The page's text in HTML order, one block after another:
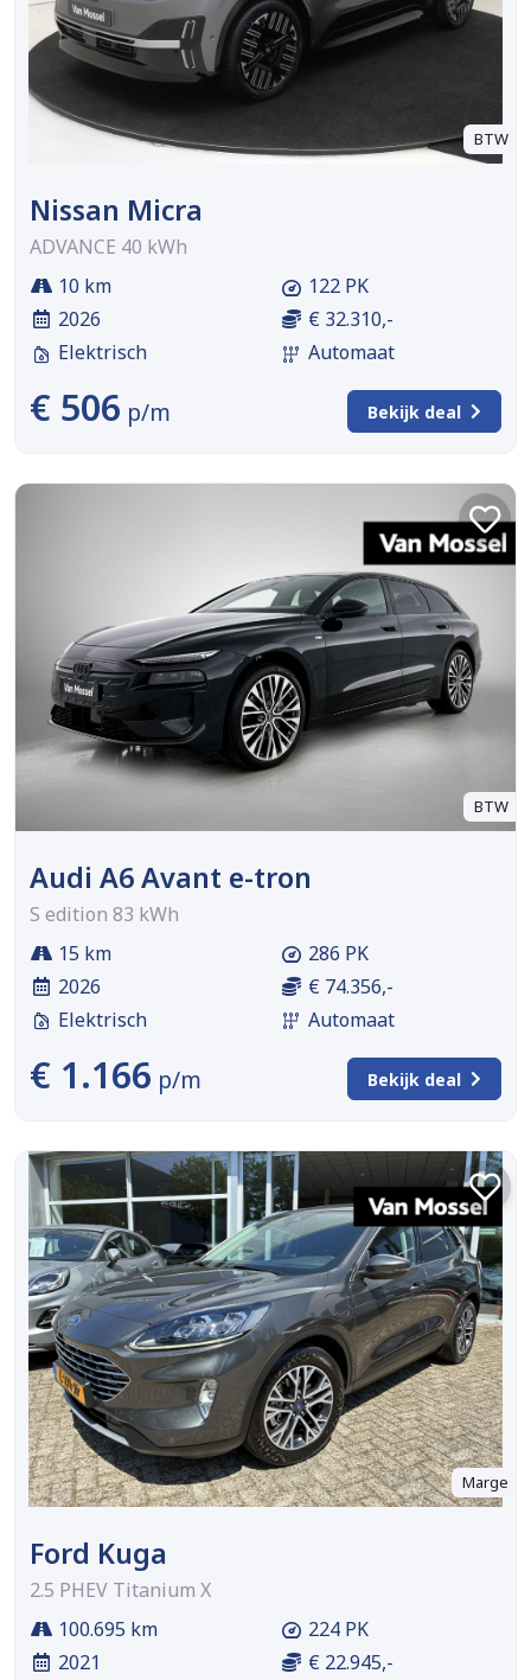
BTW
Nissan Micra
ADVANCE 40 kWh
10 km
2026
Elektrisch
122 PK
€ 32.310,-
Automaat
€ 506 p/m Bekijk deal
BTW
Audi A6 Avant e-tron
S edition 83 kWh
15 km
2026
Elektrisch
286 PK
€ 74.356,-
Automaat
€ 1.166 p/m Bekijk deal
Marge
Ford Kuga
2.5 PHEV Titanium X
100.695 km
2021
224 PK
€ 22.945,-